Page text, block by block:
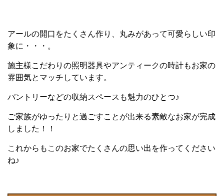
アールの開口をたくさん作り、丸みがあって可愛らしい印
象に・・・。
施主様こだわりの照明器具やアンティークの時計もお家の
雰囲気とマッチしています。
パントリーなどの収納スペースも魅力のひとつ♪
ご家族がゆったりと過ごすことが出来る素敵なお家が完成
しました！！
これからもこのお家でたくさんの思い出を作ってください
ね♪